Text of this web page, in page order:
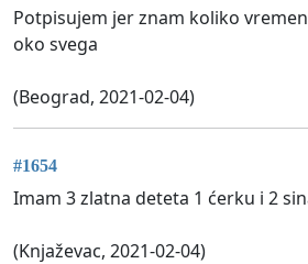
Potpisujem jer znam koliko
oko svega
(Beograd, 2021-02-04)
#1654
Imam 3 zlatna deteta 1 ćerku i 2
(Knjaževac, 2021-02-04)